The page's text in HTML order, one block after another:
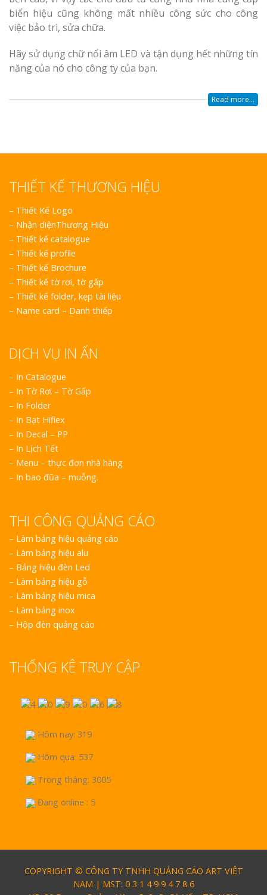
biển hiệu cũng không mất nhiều công sức cho công
việc bảo trì, sửa chữa.
Hãy sử dụng chữ nổi âm LED và tận dụng hết những tín
năng của nó cho công ty của bạn.
Read more...
THIẾT KẾ THƯƠNG HIỆU
– Thiết Kế Logo
– Nhận diệnThương Hiệu
– Thiết kế catalogue
– Thiết kế profile
– Thiết kế Brochure
– Thiết kế tờ rơi, tờ gấp
– Thiết kế folder, kẹp tài liệu
– Name card – Danh thiếp
DỊCH VỤ IN ẤN
– In Catalogue
– In Tờ Rơi – Tờ Gấp
– In Folder
– In Bạt Hiflex
– In Decal – PP
– In Lịch Tết
– Menu – thực đơn nhà hàng
– In bao đũa – muỗng.
THI CÔNG QUẢNG CÁO
– Làm bảng hiệu quảng cáo
– Làm bảng hiệu alu
– Bảng hiệu đèn Led
– Làm bảng hiệu gỗ
– Làm bảng hiệu mica
– Làm bảng inox
– Hộp đèn quảng cáo
THỐNG KÊ TRUY CẬP
Hôm nay: 319
Hôm qua: 537
Trong tháng: 3005
Đang online : 5
COPYRIGHT © CÔNG TY TNHH QUẢNG CÁO ART VIỆT
NAM | MST: 0 3 1 4 9 9 4 7 8 6
Làm Hộp
Cáo Tại Vinh Giá Rẻ
Biển Led
Nghiệp